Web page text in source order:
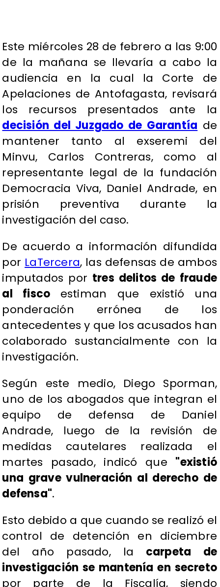
Este miércoles 28 de febrero a las 9:00
de la mañana se llevaría a cabo la
audiencia en la cual la Corte de
Apelaciones de Antofagasta, revisará
los recursos presentados ante la
decisión del Juzgado de Garantía de
mantener tanto al exseremi del
Minvu, Carlos Contreras, como al
representante legal de la fundación
Democracia Viva, Daniel Andrade, en
prisión preventiva durante la
investigación del caso.
De acuerdo a información difundida
por LaTercera, las defensas de ambos
imputados por tres delitos de fraude
al fisco estiman que existió una
ponderación errónea de los
antecedentes y que los acusados han
colaborado sustancialmente con la
investigación.
​Según este medio, Diego Sporman,
uno de los abogados que integran el
equipo de defensa de Daniel
Andrade, luego de la revisión de
medidas cautelares realizada el
martes pasado, indicó que "existió
una grave vulneración al derecho de
defensa".
Esto debido a que cuando se realizó el
control de detención en diciembre
del año pasado, la carpeta de
investigación se mantenía en secreto
por parte de la Fiscalía, siendo